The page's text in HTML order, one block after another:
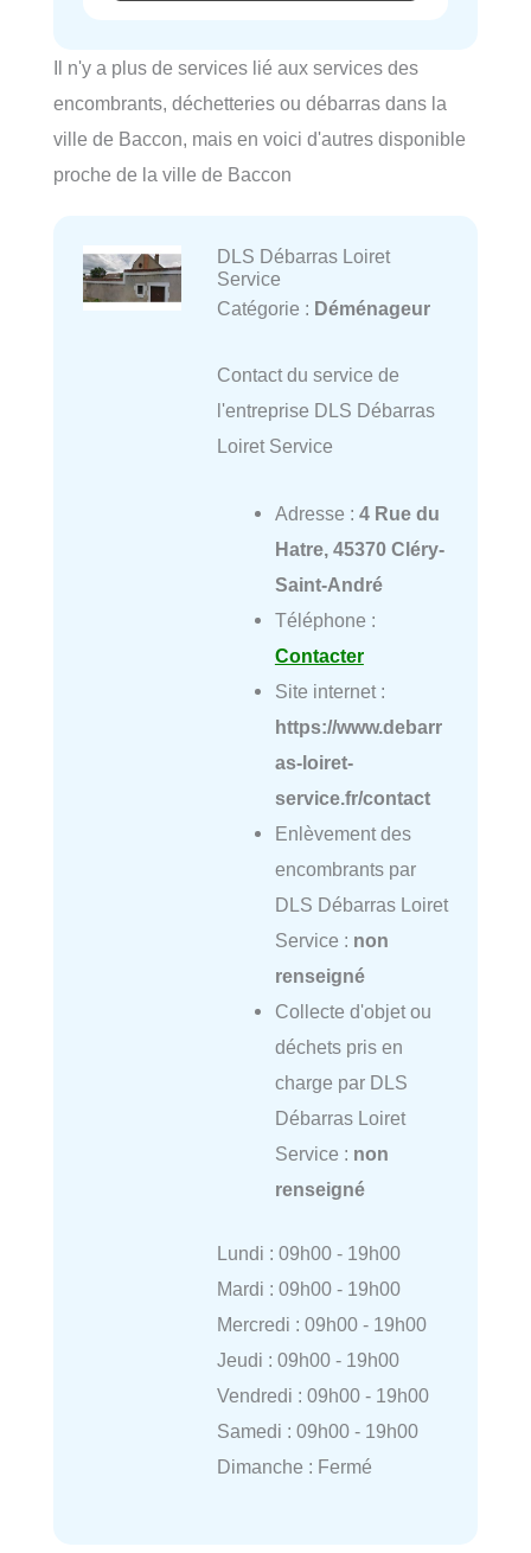
Il n'y a plus de services lié aux services des
encombrants, déchetteries ou débarras dans la
ville de Baccon, mais en voici d'autres disponible
proche de la ville de Baccon
DLS Débarras Loiret
Service
Catégorie : Déménageur
Contact du service de
l'entreprise DLS Débarras
Loiret Service
Adresse : 4 Rue du
Hatre, 45370 Cléry-
Saint-André
Téléphone :
Contacter
Site internet :
https://www.debarr
as-loiret-
service.fr/contact
Enlèvement des
encombrants par
DLS Débarras Loiret
Service : non
renseigné
Collecte d'objet ou
déchets pris en
charge par DLS
Débarras Loiret
Service : non
renseigné
Lundi : 09h00 - 19h00
Mardi : 09h00 - 19h00
Mercredi : 09h00 - 19h00
Jeudi : 09h00 - 19h00
Vendredi : 09h00 - 19h00
Samedi : 09h00 - 19h00
Dimanche : Fermé